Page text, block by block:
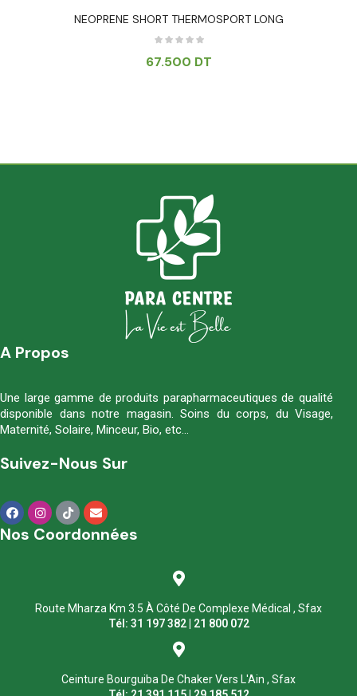
NEOPRENE SHORT THERMOSPORT LONG
67.500 DT
A Propos
Une large gamme de produits parapharmaceutiques de qualité
disponible dans notre magasin. Soins du corps, du Visage,
Maternité, Solaire, Minceur, Bio, etc…
Suivez-Nous Sur
Nos Coordonnées
Route Mharza Km 3.5 À Côté De Complexe Médical , Sfax
Tél: 31 197 382 | 21 800 072
Ceinture Bourguiba De Chaker Vers L'Ain , Sfax